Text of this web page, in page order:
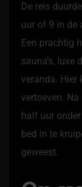
De reis
uur of 9 in de
Een prachtig
sauna’s,
veranda. Hier
vertoeven. Na
half uur
bed in te
geweest.